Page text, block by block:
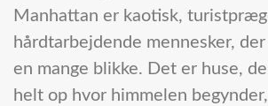
Manhattan er kaotisk,
hårdtarbejdende mennesker,
en mange blikke. Det er huse,
helt op hvor himmelen